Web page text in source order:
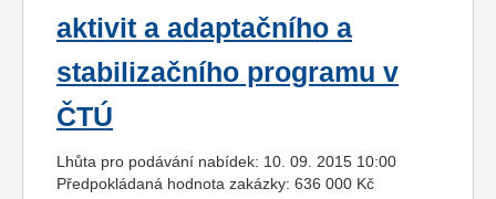
aktivit a adaptačního a
stabilizačního programu v
ČTÚ
Lhůta pro podávání nabídek: 10. 09. 2015 10:00
Předpokládaná hodnota zakázky: 636 000 Kč